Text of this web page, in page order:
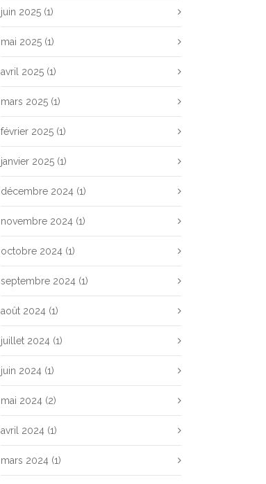
juin 2025 (1)
mai 2025 (1)
avril 2025 (1)
mars 2025 (1)
février 2025 (1)
janvier 2025 (1)
décembre 2024 (1)
novembre 2024 (1)
octobre 2024 (1)
septembre 2024 (1)
août 2024 (1)
juillet 2024 (1)
juin 2024 (1)
mai 2024 (2)
avril 2024 (1)
mars 2024 (1)